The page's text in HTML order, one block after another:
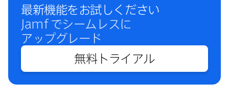
最新機能を​お試しください
Jamf で​シームレスに​
アップグレード
無料トライアル